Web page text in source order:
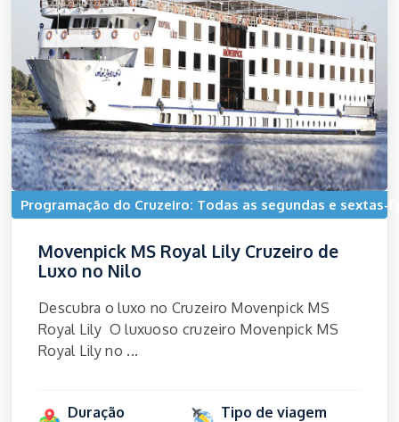
Programação do Cruzeiro: Todas as segundas e sextas-
Movenpick MS Royal Lily Cruzeiro de
Luxo no Nilo
Descubra o luxo no Cruzeiro Movenpick MS
Royal Lily O luxuoso cruzeiro Movenpick MS
Royal Lily no ...
Duração Tipo de viagem